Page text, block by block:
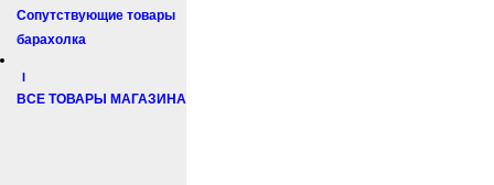
Сопутствующие товары
барахолка
I
ВСЕ ТОВАРЫ МАГАЗИНА